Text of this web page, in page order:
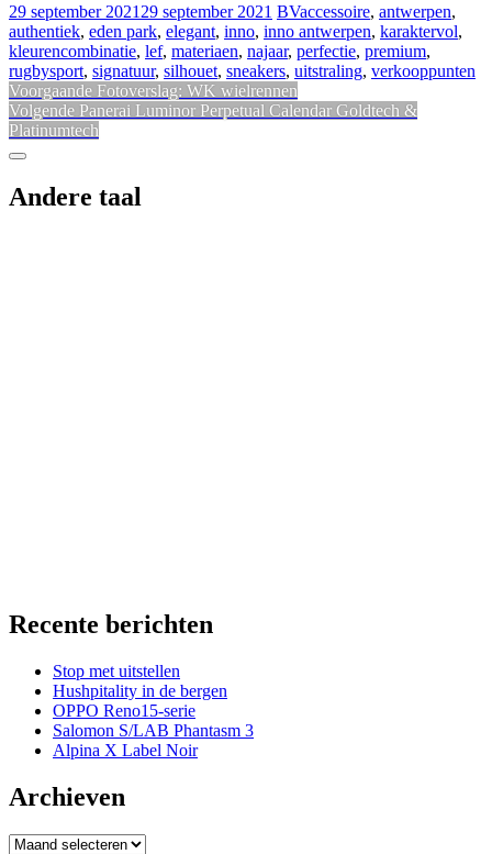
29 september 2021 29 september 2021 BVaccessoire, antwerpen,
authentiek, eden park, elegant, inno, inno antwerpen, karaktervol,
kleurencombinatie, lef, materiaen, najaar, perfectie, premium,
rugbysport, signatuur, silhouet, sneakers, uitstraling, verkooppunten
Bericht
navigatie
Voorgaande Vorig
bericht:
Fotoverslag: WK wielrennen
Volgende Volgend
bericht:
Panerai Luminor Perpetual Calendar Goldtech &
Platinumtech
Sidebar
Andere taal
Recente berichten
Stop met uitstellen
Hushpitality in de bergen
OPPO Reno15-serie
Salomon S/LAB Phantasm 3
Alpina X Label Noir
Archieven
Archieven